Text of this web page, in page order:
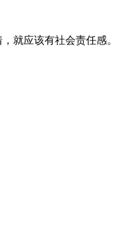
就应该有社会责任感。